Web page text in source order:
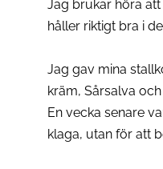
Jag brukar höra
håller riktigt bra i
Jag gav mina
kräm, Sårsalva
En vecka senare
klaga, utan för att